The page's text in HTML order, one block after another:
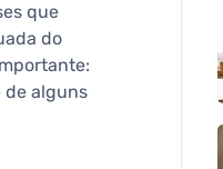
que
do
de alguns